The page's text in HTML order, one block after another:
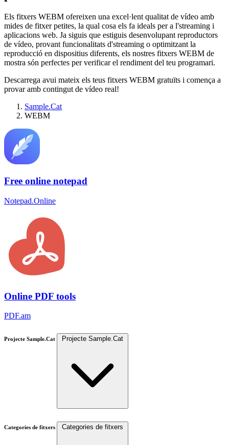
Els fitxers WEBM ofereixen una excel·lent qualitat de vídeo amb
mides de fitxer petites, la qual cosa els fa ideals per a l'streaming i
aplicacions web. Ja siguis que estiguis desenvolupant reproductors
de vídeo, provant funcionalitats d'streaming o optimitzant la
reproducció en dispositius diferents, els nostres fitxers WEBM de
mostra són perfectes per verificar el rendiment del teu programari.
Descarrega avui mateix els teus fitxers WEBM gratuïts i comença a
provar amb contingut de vídeo real!
Sample.Cat
WEBM
Free online notepad
Notepad.Online
Online PDF tools
PDF.am
Projecte Sample.Cat Projecte Sample.Cat
Categories de fitxers Categories de fitxers